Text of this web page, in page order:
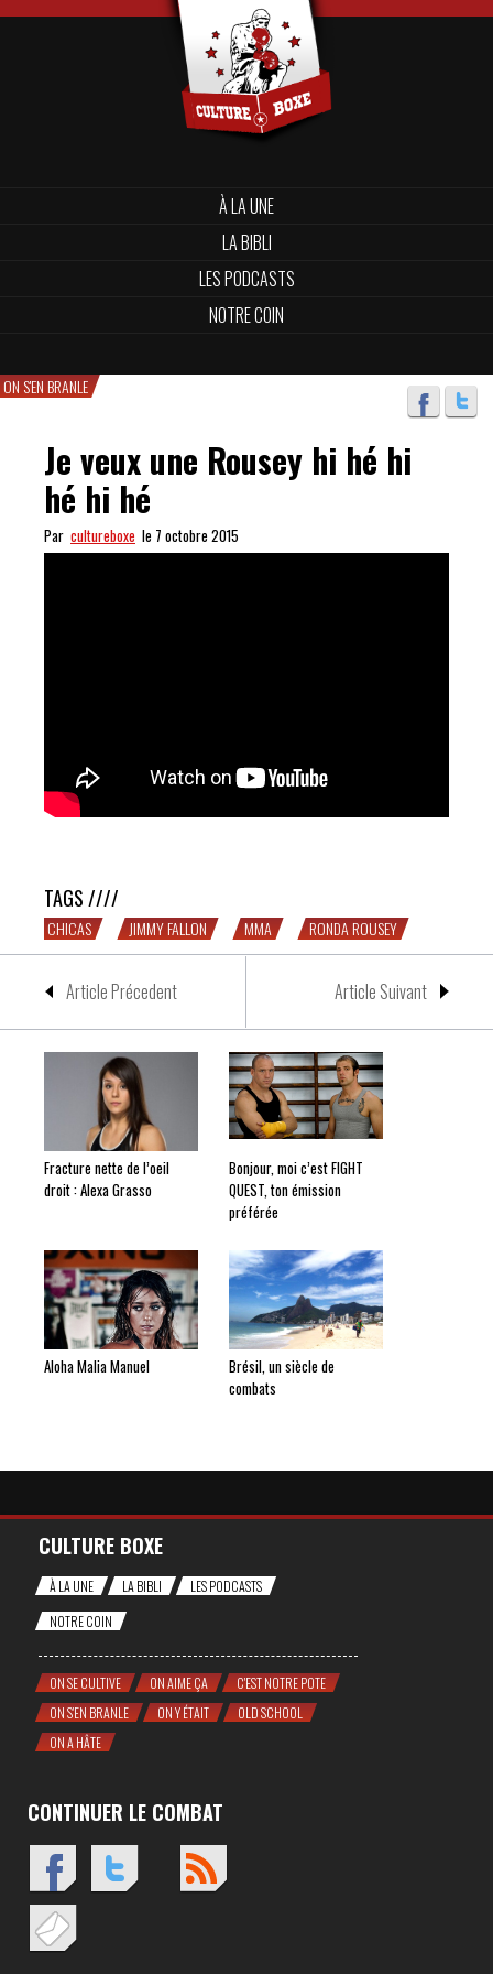
À LA UNE
LA BIBLI
LES PODCASTS
NOTRE COIN
ON S'EN BRANLE
Je veux une Rousey hi hé hi
hé hi hé
Par cultureboxe le 7 octobre 2015
TAGS ////
CHICAS JIMMY FALLON MMA RONDA ROUSEY
Article Précedent Article Suivant
Fracture nette de l’oeil
droit : Alexa Grasso
Bonjour, moi c’est FIGHT
QUEST, ton émission
préférée
Aloha Malia Manuel
Brésil, un siècle de
combats
CULTURE BOXE
À LA UNE LA BIBLI
LES PODCASTS
NOTRE COIN
ON SE CULTIVE ON AIME ÇA
C'EST NOTRE POTE
ON S'EN BRANLE
ON Y ÉTAIT
OLD SCHOOL
ON A HÂTE
CONTINUER LE COMBAT